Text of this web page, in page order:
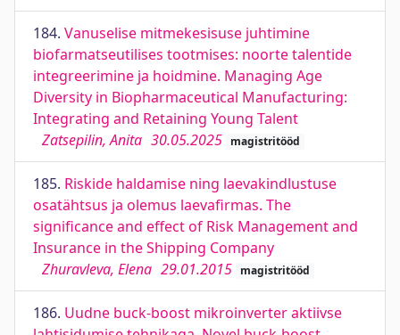
184. Vanuselise mitmekesisuse juhtimine
biofarmatseutilises tootmises: noorte talentide
integreerimine ja hoidmine. Managing Age
Diversity in Biopharmaceutical Manufacturing:
Integrating and Retaining Young Talent
Zatsepilin, Anita 30.05.2025 magistritööd
185. Riskide haldamise ning laevakindlustuse
osatähtsus ja olemus laevafirmas. The
significance and effect of Risk Management and
Insurance in the Shipping Company
Zhuravleva, Elena 29.01.2015 magistritööd
186. Uudne buck-boost mikroinverter aktiivse